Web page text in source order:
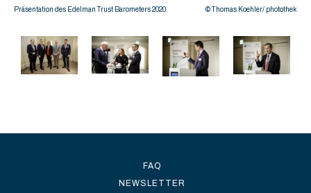
Präsentation des Edelman Trust Barometers 2020.
© Thomas Koehler/ photothek
FAQ
NEWSLETTER